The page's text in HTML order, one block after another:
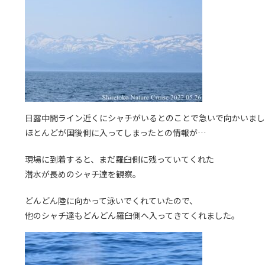
日露中間ライン近くにシャチがいるとのことで急いで向かいま
ほとんどが国後側に入ってしまったとの情報が…
現場に到着すると、まだ羅臼側に残っていてくれた
潜水が長めのシャチ達を観察。
どんどん陸に向かって泳いでくれていたので、
他のシャチ達もどんどん羅臼側へ入ってきてくれました。